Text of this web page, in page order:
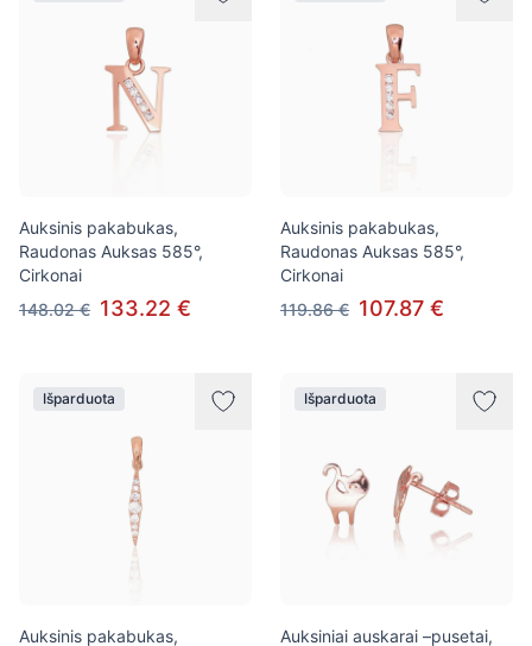
Auksinis pakabukas,
Raudonas Auksas 585°,
Cirkonai
148.02 € 133.22 €
Auksinis pakabukas,
Raudonas Auksas 585°,
Cirkonai
119.86 € 107.87 €
Išparduota
Auksinis pakabukas,
Išparduota
Auksiniai auskarai –pusetai,